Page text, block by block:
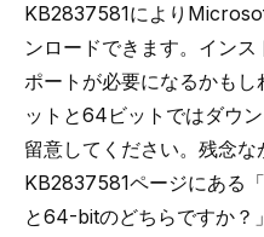
KB2837581により
ンロードできます。イン
ポートが必要になるかも
ットと64ビットではダウ
留意してください。残念
KB2837581ページにある
と64-bitのどちらですか？